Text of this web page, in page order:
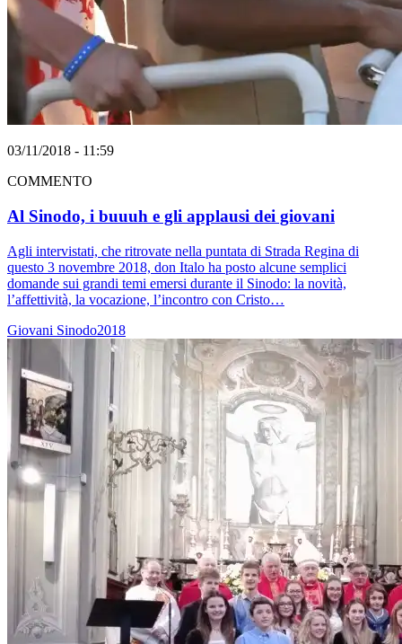
03/11/2018 - 11:59
COMMENTO
Al Sinodo, i buuuh e gli applausi dei giovani
Agli intervistati, che ritrovate nella puntata di Strada Regina di
questo 3 novembre 2018, don Italo ha posto alcune semplici
domande sui grandi temi emersi durante il Sinodo: la novità,
l’affettività, la vocazione, l’incontro con Cristo…
Giovani Sinodo2018